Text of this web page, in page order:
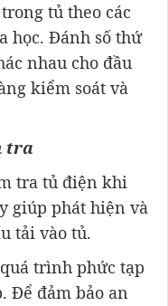
tủ theo các
học. Đánh số thứ
nhau cho đầu
kiểm soát và
tra
tra tủ điện khi
giúp phát hiện và
tải vào tủ.
trình phức tạp
Để đảm bảo an